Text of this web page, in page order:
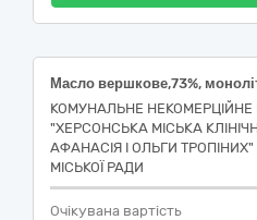
Масло вершкове,73%,
КОМУНАЛЬНЕ НЕКОМЕРЦІЙНЕ
"ХЕРСОНСЬКА МІСЬКА
АФАНАСІЯ І ОЛЬГИ
МІСЬКОЇ РАДИ
Очікувана вартість